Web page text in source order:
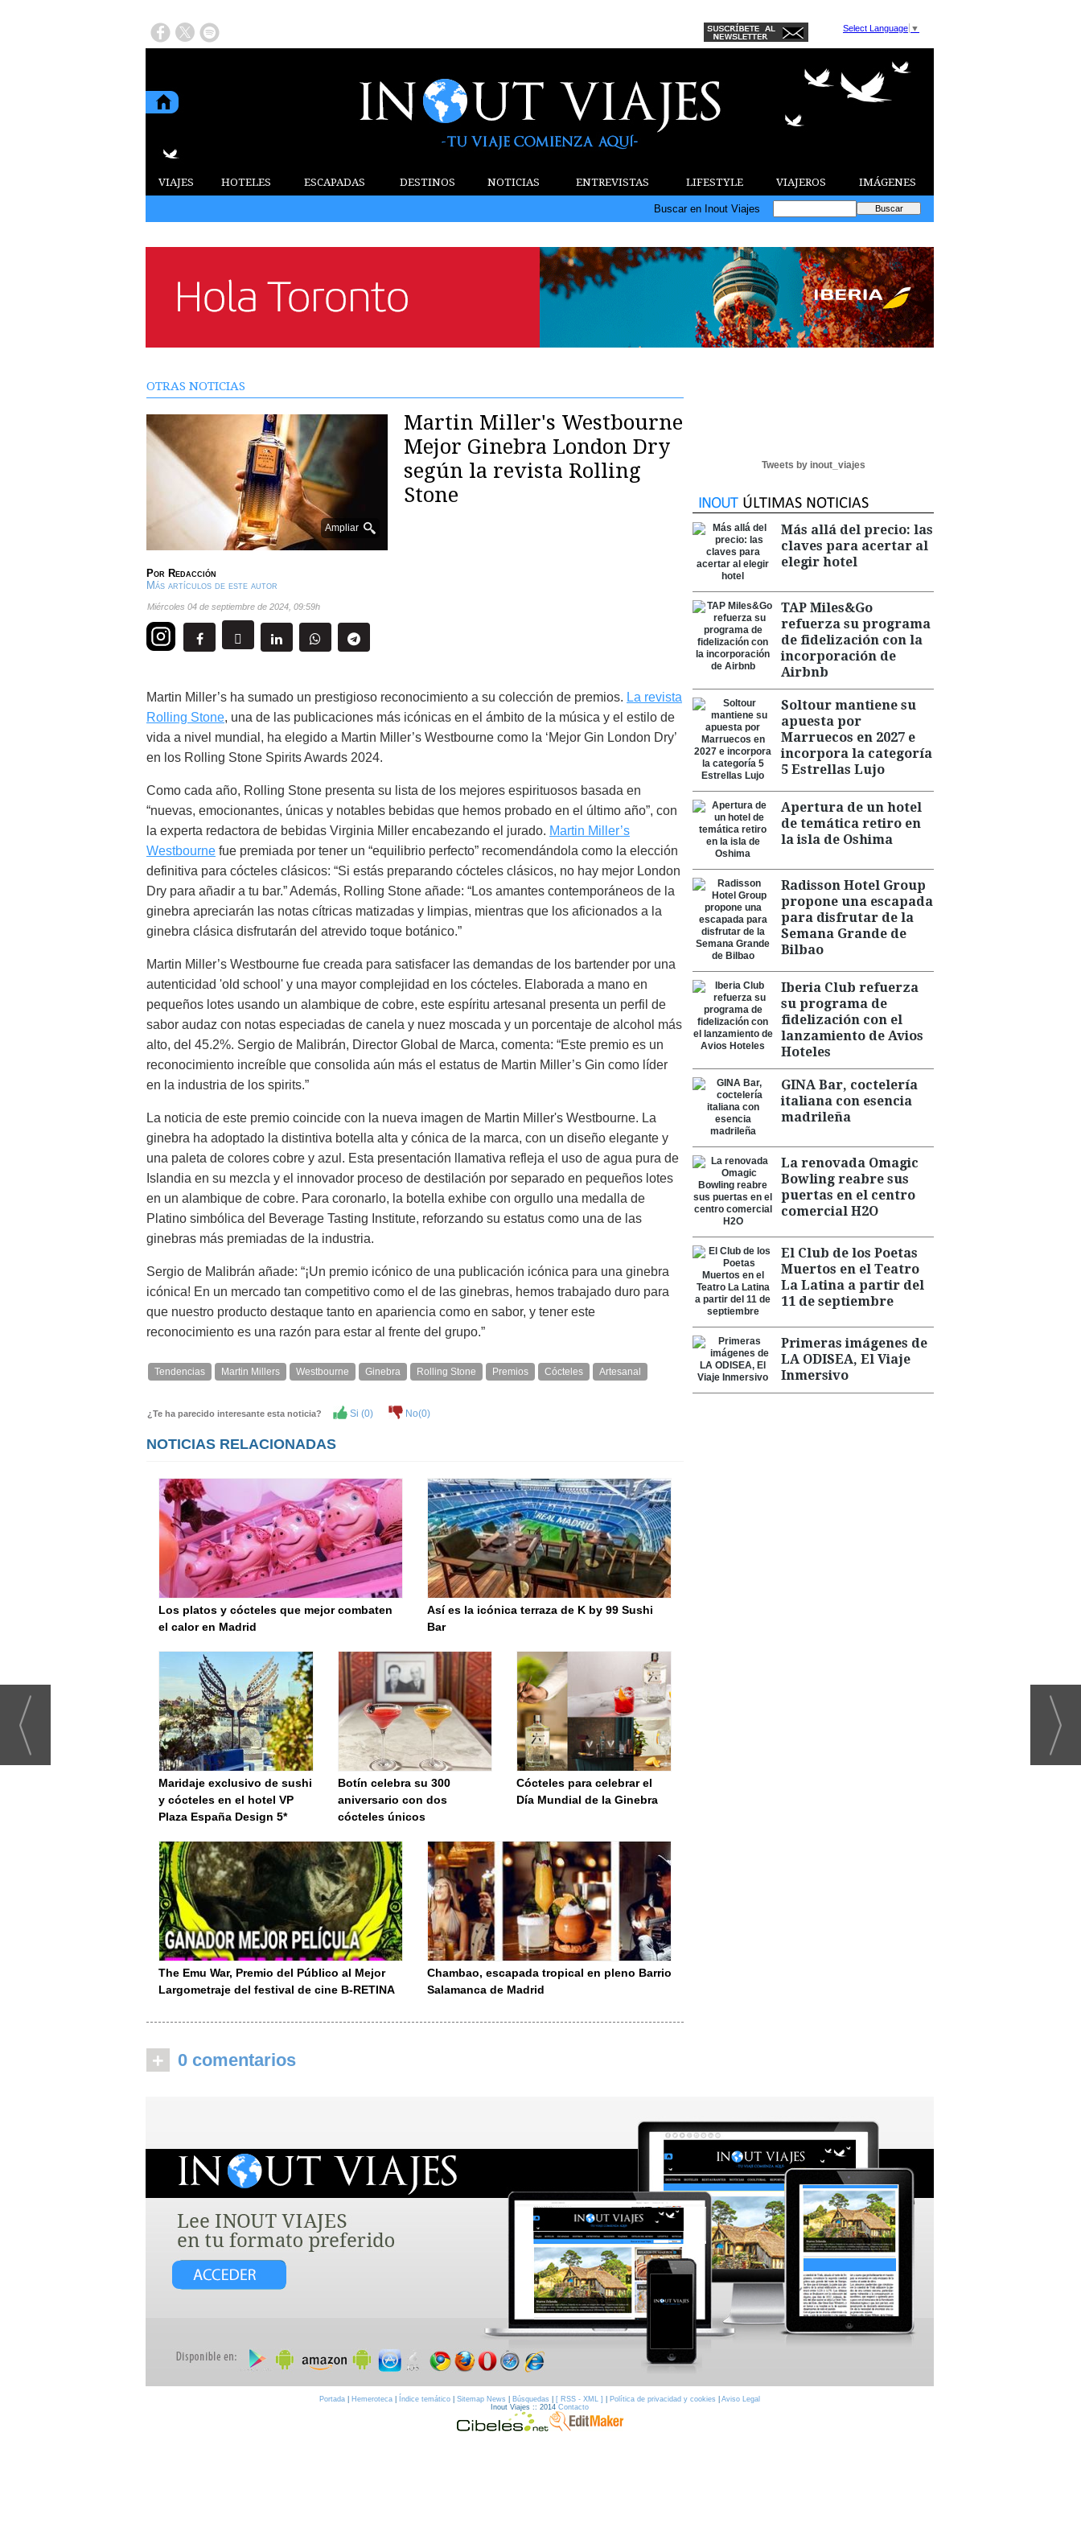
Select Language ▼
VIAJES HOTELES ESCAPADAS DESTINOS NOTICIAS ENTREVISTAS LIFESTYLE VIAJEROS IMÁGENES
Buscar en Inout Viajes
OTRAS NOTICIAS
Ampliar
Martin Miller's Westbourne
Mejor Ginebra London Dry
según la revista Rolling
Stone
Por Redacción
Más artículos de este autor
miércoles 04 de septiembre de 2024 09:59h
Martin Miller’s ha sumado un prestigioso reconocimiento a su colección de premios. La revista
Rolling Stone, una de las publicaciones más icónicas en el ámbito de la música y el estilo de
vida a nivel mundial, ha elegido a Martin Miller’s Westbourne como la ‘Mejor Gin London Dry’
en los Rolling Stone Spirits Awards 2024.
Como cada año, Rolling Stone presenta su lista de los mejores espirituosos basada en
“nuevas, emocionantes, únicas y notables bebidas que hemos probado en el último año”, con
la experta redactora de bebidas Virginia Miller encabezando el jurado. Martin Miller’s
Westbourne fue premiada por tener un “equilibrio perfecto” recomendándola como la elección
definitiva para cócteles clásicos: “Si estás preparando cócteles clásicos, no hay mejor London
Dry para añadir a tu bar.” Además, Rolling Stone añade: “Los amantes contemporáneos de la
ginebra apreciarán las notas cítricas matizadas y limpias, mientras que los aficionados a la
ginebra clásica disfrutarán del atrevido toque botánico.”
Martin Miller’s Westbourne fue creada para satisfacer las demandas de los bartender por una
autenticidad 'old school' y una mayor complejidad en los cócteles. Elaborada a mano en
pequeños lotes usando un alambique de cobre, este espíritu artesanal presenta un perfil de
sabor audaz con notas especiadas de canela y nuez moscada y un porcentaje de alcohol más
alto, del 45.2%. Sergio de Malibrán, Director Global de Marca, comenta: “Este premio es un
reconocimiento increíble que consolida aún más el estatus de Martin Miller’s Gin como líder
en la industria de los spirits.”
La noticia de este premio coincide con la nueva imagen de Martin Miller's Westbourne. La
ginebra ha adoptado la distintiva botella alta y cónica de la marca, con un diseño elegante y
una paleta de colores cobre y azul. Esta presentación llamativa refleja el uso de agua pura de
Islandia en su mezcla y el innovador proceso de destilación por separado en pequeños lotes
en un alambique de cobre. Para coronarlo, la botella exhibe con orgullo una medalla de
Platino simbólica del Beverage Tasting Institute, reforzando su estatus como una de las
ginebras más premiadas de la industria.
Sergio de Malibrán añade: “¡Un premio icónico de una publicación icónica para una ginebra
icónica! En un mercado tan competitivo como el de las ginebras, hemos trabajado duro para
que nuestro producto destaque tanto en apariencia como en sabor, y tener este
reconocimiento es una razón para estar al frente del grupo.”
Tendencias Martin Millers Westbourne Ginebra Rolling Stone Premios Cócteles Artesanal
¿Te ha parecido interesante esta noticia? Si (0) No(0)
NOTICIAS RELACIONADAS
Los platos y cócteles que mejor combaten
el calor en Madrid
Así es la icónica terraza de K by 99 Sushi
Bar
Maridaje exclusivo de sushi
y cócteles en el hotel VP
Plaza España Design 5*
Botín celebra su 300
aniversario con dos
cócteles únicos
Cócteles para celebrar el
Día Mundial de la Ginebra
The Emu War, Premio del Público al Mejor
Largometraje del festival de cine B-RETINA
Chambao, escapada tropical en pleno Barrio
Salamanca de Madrid
+ 0 comentarios
Tweets by inout_viajes
Más allá del precio: las
claves para acertar al
elegir hotel
TAP Miles&Go
refuerza su programa
de fidelización con la
incorporación de
Airbnb
Soltour mantiene su
apuesta por
Marruecos en 2027 e
incorpora la categoría
5 Estrellas Lujo
Apertura de un hotel
de temática retiro en
la isla de Oshima
Radisson Hotel Group
propone una escapada
para disfrutar de la
Semana Grande de
Bilbao
Iberia Club refuerza
su programa de
fidelización con el
lanzamiento de Avios
Hoteles
GINA Bar, coctelería
italiana con esencia
madrileña
La renovada Omagic
Bowling reabre sus
puertas en el centro
comercial H2O
El Club de los Poetas
Muertos en el Teatro
La Latina a partir del
11 de septiembre
Primeras imágenes de
LA ODISEA, El Viaje
Inmersivo
Portada Hemeroteca Índice temático Sitemap News Búsquedas [ RSS - XML ] Política de privacidad y cookies
Aviso Legal
Inout Viajes :: 2014 Contacto